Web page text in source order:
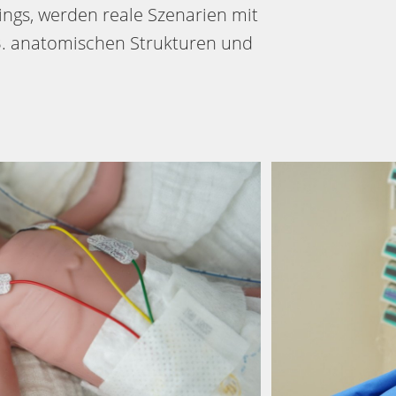
werden reale Szenarien mit
anatomischen Strukturen und